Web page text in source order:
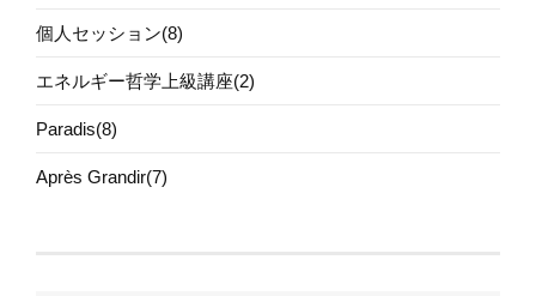
個人セッション(8)
エネルギー哲学上級講座(2)
Paradis(8)
Après Grandir(7)